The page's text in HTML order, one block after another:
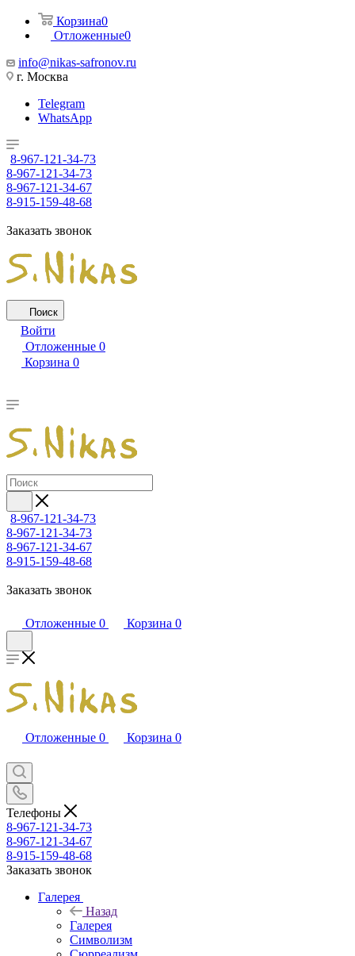
Корзина0
Отложенные0
info@nikas-safronov.ru
г. Москва
Telegram
WhatsApp
8-967-121-34-73
8-967-121-34-73
8-967-121-34-67
8-915-159-48-68
Заказать звонок
Поиск
Войти
Отложенные 0
Корзина 0
8-967-121-34-73
8-967-121-34-73
8-967-121-34-67
8-915-159-48-68
Заказать звонок
Отложенные 0 Корзина 0
Отложенные 0 Корзина 0
Телефоны
8-967-121-34-73
8-967-121-34-67
8-915-159-48-68
Заказать звонок
Галерея
Назад
Галерея
Символизм